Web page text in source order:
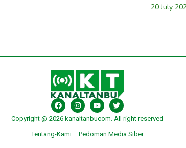
20 July
Copyright @ 2026 kanaltanbucom. All right reserved
Tentang-Kami
Pedoman Media Siber